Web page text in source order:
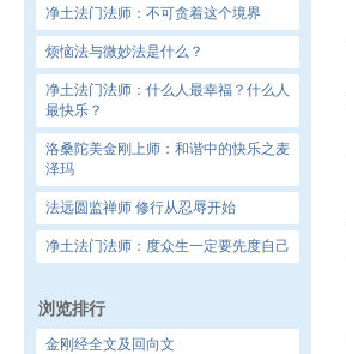
净土法门法师：不可贪着这个境界
烦恼法与微妙法是什么？
净土法门法师：什么人最幸福？什么人
最快乐？
洛桑陀美金刚上师：和谐中的快乐之麦
泽玛
法远圆监禅师 修行从忍辱开始
净土法门法师：度众生一定要先度自己
浏览排行
金刚经全文及回向文